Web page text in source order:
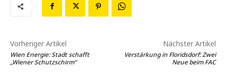
Vorheriger Artikel
Wien Energie: Stadt schafft
„Wiener Schutzschirm“
Nächster Artikel
Verstärkung in Floridsdorf: Zwei
Neue beim FAC